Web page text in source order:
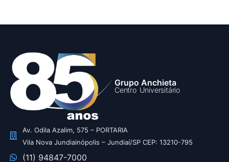
Grupo Anchieta
Centro Universitário
Av. Odila Azalim, 575 – PORTARIA
Vila Nova Jundiainópolis – Jundiaí/SP CEP: 13210-795
(11) 94847-7000